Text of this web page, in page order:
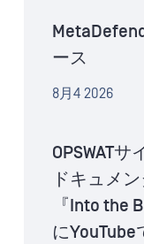
ース
8月4 2026
OPSWAT
ドキュメ
『Into the
に